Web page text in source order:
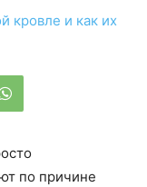
по причине